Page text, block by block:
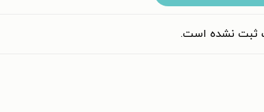
ثبت نشده است.